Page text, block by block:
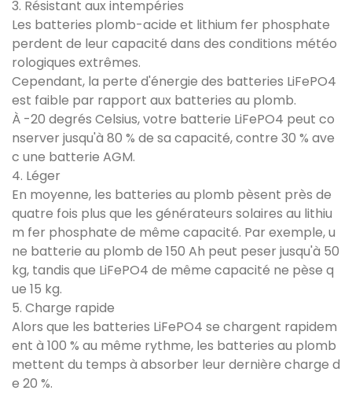
3. Résistant aux intempéries
Les batteries plomb-acide et lithium fer phosphate
perdent de leur capacité dans des conditions météo
rologiques extrêmes.
Cependant, la perte d'énergie des batteries LiFePO4
est faible par rapport aux batteries au plomb.
À -20 degrés Celsius, votre batterie LiFePO4 peut co
nserver jusqu'à 80 % de sa capacité, contre 30 % ave
c une batterie AGM.
4. Léger
En moyenne, les batteries au plomb pèsent près de
quatre fois plus que les générateurs solaires au lithiu
m fer phosphate de même capacité. Par exemple, u
ne batterie au plomb de 150 Ah peut peser jusqu'à 50
kg, tandis que LiFePO4 de même capacité ne pèse q
ue 15 kg.
5. Charge rapide
Alors que les batteries LiFePO4 se chargent rapidem
ent à 100 % au même rythme, les batteries au plomb
mettent du temps à absorber leur dernière charge d
e 20 %.